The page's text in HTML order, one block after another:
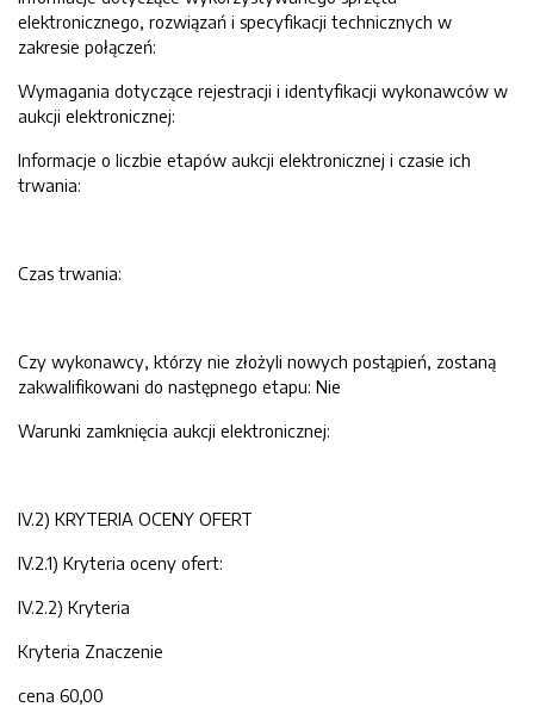
elektronicznego, rozwiązań i specyfikacji technicznych w
zakresie połączeń:
Wymagania dotyczące rejestracji i identyfikacji wykonawców w
aukcji elektronicznej:
Informacje o liczbie etapów aukcji elektronicznej i czasie ich
trwania:
Czas trwania:
Czy wykonawcy, którzy nie złożyli nowych postąpień, zostaną
zakwalifikowani do następnego etapu: Nie
Warunki zamknięcia aukcji elektronicznej:
IV.2) KRYTERIA OCENY OFERT
IV.2.1) Kryteria oceny ofert:
IV.2.2) Kryteria
Kryteria Znaczenie
cena 60,00